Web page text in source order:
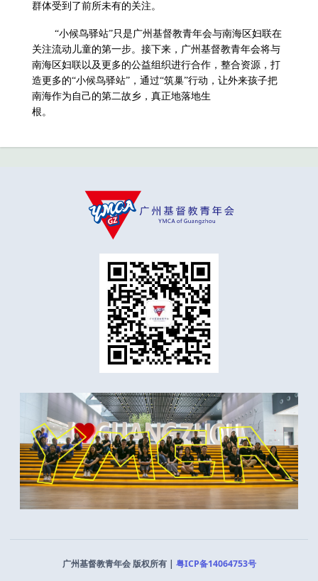
群体受到了前所未有的关注。
“小候鸟驿站”只是广州基督教青年会与南海区妇联在
关注流动儿童的第一步。接下来，广州基督教青年会将与
南海区妇联以及更多的公益组织进行合作，整合资源，打
造更多的“小候鸟驿站”，通过“筑巢”行动，让外来孩子把
南海作为自己的第二故乡，真正地落地生
根。
广州基督教青年会 版权所有 | 粤ICP备14064753号